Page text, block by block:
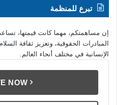
تبرع للمنظمة
إن مساهمتكم، مهما كانت قيمتها،
المبادرات الحقوقية، وتعزيز ثقافة
الإنسانية في مختلف أنحاء العالم.
NOW